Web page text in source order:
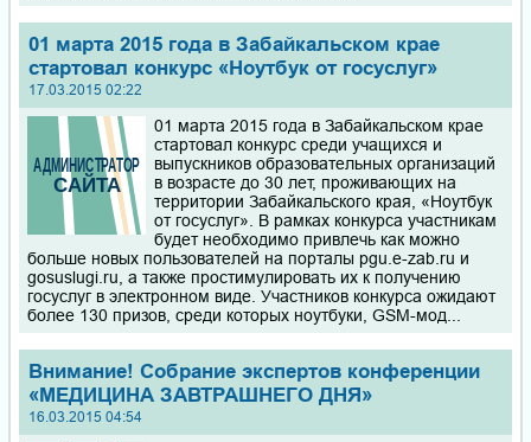
01 марта 2015 года в Забайкальском крае
стартовал конкурс «Ноутбук от госуслуг»
17.03.2015 02:22
01 марта 2015 года в Забайкальском крае
стартовал конкурс среди учащихся и
выпускников образовательных организаций
в возрасте до 30 лет, проживающих на
территории Забайкальского края, «Ноутбук
от госуслуг». В рамках конкурса участникам
будет необходимо привлечь как можно
больше новых пользователей на порталы pgu.e-zab.ru и
gosuslugi.ru, а также простимулировать их к получению
госуслуг в электронном виде. Участников конкурса ожидают
более 130 призов, среди которых ноутбуки, GSM-мод...
Внимание! Собрание экспертов конференции
«МЕДИЦИНА ЗАВТРАШНЕГО ДНЯ»
16.03.2015 04:54